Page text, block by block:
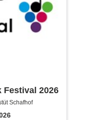
Festival 2026
Schafhof